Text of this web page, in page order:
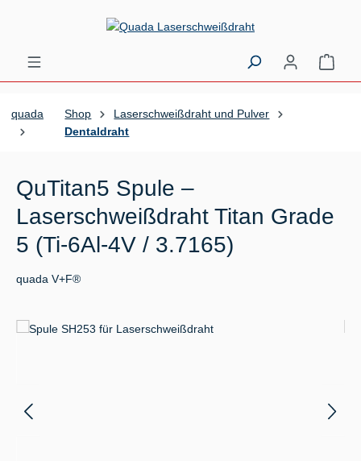
Zum Hauptinhalt springen
quada Shop
Laserschweißdraht und Pulver
Dentaldraht
QuTitan5 Spule –
Laserschweißdraht Titan Grade
5 (Ti-6Al-4V / 3.7165)
quada V+F®
Bildergalerie überspringen